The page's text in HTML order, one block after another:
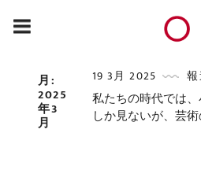
月:
2025
年3
月
19 3月 2025
私たちの時代では
しか見ないが、芸